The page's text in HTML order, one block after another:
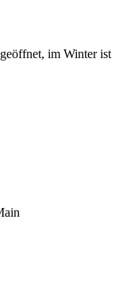
im Winter ist